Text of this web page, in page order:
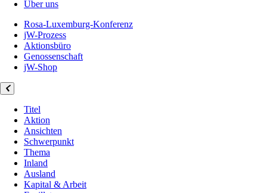
Über uns
Rosa-Luxemburg-Konferenz
jW-Prozess
Aktionsbüro
Genossenschaft
jW-Shop
Titel
Aktion
Ansichten
Schwerpunkt
Thema
Inland
Ausland
Kapital & Arbeit